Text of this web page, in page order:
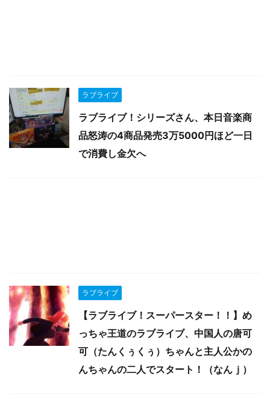
ラブライブ
ラブライブ！シリーズさん、本日音楽商
品怒涛の4商品発売3万5000円ほど一日
で消費し金欠へ
ラブライブ
【ラブライブ！スーパースター！！】め
っちゃ王道のラブライブ、中国人の唐可
可（たんくぅくぅ）ちゃんと主人公かの
んちゃんの二人でスタート！（なんｊ）